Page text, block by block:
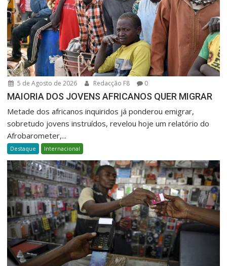
5 de Agosto de 2026 Redacção F8 0
MAIORIA DOS JOVENS AFRICANOS QUER MIGRAR
Metade dos africanos inquiridos já ponderou emigrar,
sobretudo jovens instruídos, revelou hoje um relatório do
Afrobarometer,...
Destaque Internacional